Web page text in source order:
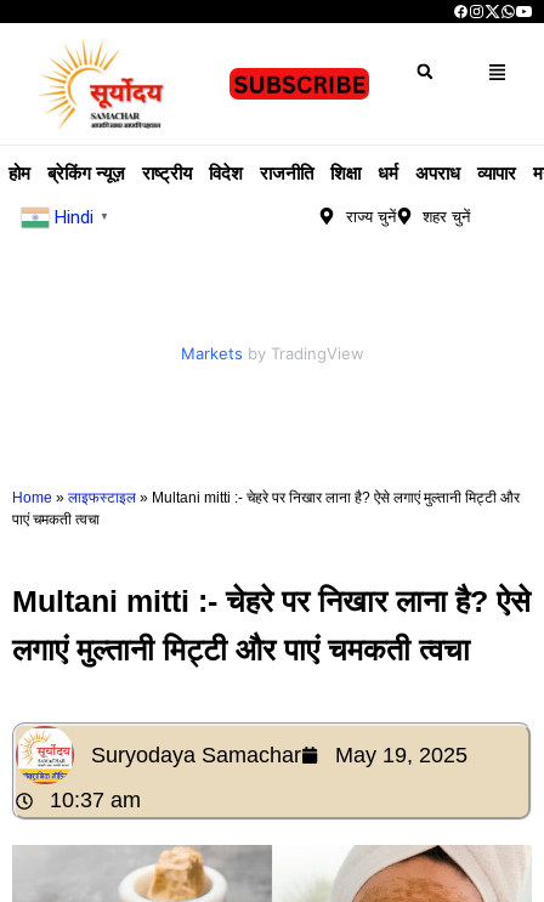
होम ब्रेकिंग न्यूज़ राष्ट्रीय विदेश राजनीति शिक्षा धर्म अपराध व्यापार
Hindi ▼ राज्य चुनें शहर चुनें
Markets by TradingView
Home » लाइफस्टाइल » Multani mitti :- चेहरे पर निखार लाना है? ऐसे लगाएं मुल्तानी मिट्टी और
पाएं चमकती त्वचा
Multani mitti :- चेहरे पर निखार लाना है? ऐसे
लगाएं मुल्तानी मिट्टी और पाएं चमकती त्वचा
Suryodaya Samachar
May 19, 2025
10:37 am